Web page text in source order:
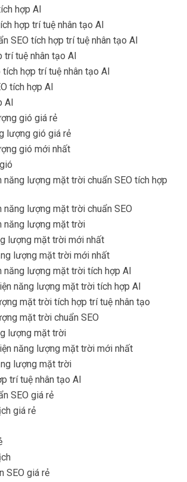
hợp AI
hợp trí tuệ nhân tạo AI
SEO tích hợp trí tuệ nhân tạo AI
trí tuệ nhân tạo AI
hợp trí tuệ nhân tạo AI
tích hợp AI
AI
gió giá rẻ
lượng gió giá rẻ
gió mới nhất
năng lượng mặt trời chuẩn SEO tích hợp
năng lượng mặt trời chuẩn SEO
năng lượng mặt trời
lượng mặt trời mới nhất
lượng mặt trời mới nhất
năng lượng mặt trời tích hợp AI
năng lượng mặt trời tích hợp AI
mặt trời tích hợp trí tuệ nhân tạo
mặt trời chuẩn SEO
lượng mặt trời
năng lượng mặt trời mới nhất
lượng mặt trời
trí tuệ nhân tạo AI
SEO giá rẻ
giá rẻ
SEO giá rẻ